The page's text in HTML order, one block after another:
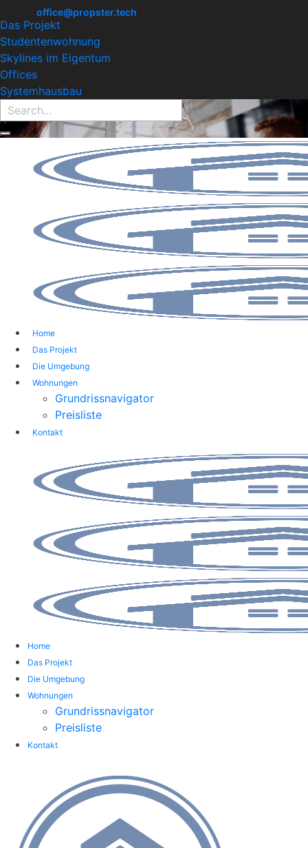
Find Property:
Das Projekt
Studentenwohnung
Skylines im Eigentum
Offices
Systemhausbau
Home
Das Projekt
Die Umgebung
Wohnungen
Grundrissnavigator
Preisliste
Kontakt
Home
Das Projekt
Die Umgebung
Wohnungen
Grundrissnavigator
Preisliste
Kontakt
office@propster.tech